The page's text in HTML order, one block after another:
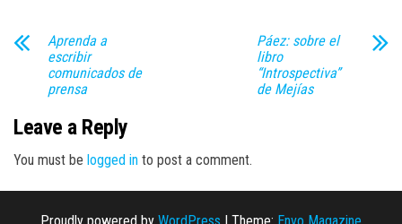
Aprenda a
escribir
comunicados de
prensa
Páez: sobre el
libro
“Introspectiva”
de Mejías
Leave a Reply
You must be logged in to post a comment.